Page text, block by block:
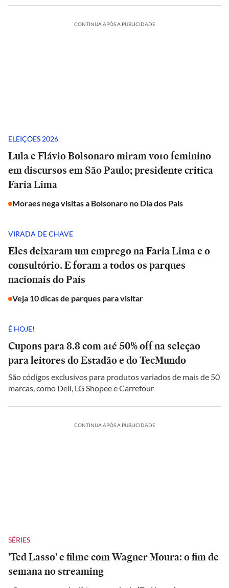
CONTINUA APÓS A PUBLICIDADE
ELEIÇÕES 2026
Lula e Flávio Bolsonaro miram voto feminino
em discursos em São Paulo; presidente critica
Faria Lima
Moraes nega visitas a Bolsonaro no Dia dos Pais
VIRADA DE CHAVE
Eles deixaram um emprego na Faria Lima e o
consultório. E foram a todos os parques
nacionais do País
Veja 10 dicas de parques para visitar
É HOJE!
Cupons para 8.8 com até 50% off na seleção
para leitores do Estadão e do TecMundo
São códigos exclusivos para produtos variados de mais de 50
marcas, como Dell, LG Shopee e Carrefour
CONTINUA APÓS A PUBLICIDADE
SÉRIES
'Ted Lasso' e filme com Wagner Moura: o fim de
semana no streaming